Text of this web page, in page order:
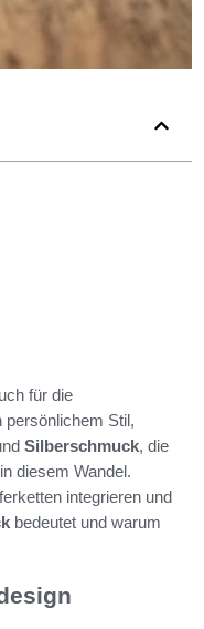
für die
persönlichem Stil,
Silberschmuck, die
diesem Wandel.
integrieren und
bedeutet und warum